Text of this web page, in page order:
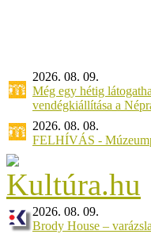
2026. 08. 09.
Még egy hétig
vendégkiállítása a
2026. 08. 08.
FELHÍVÁS -
2026. 08. 09.
Brody House –